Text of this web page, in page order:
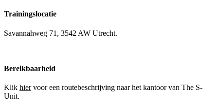
Trainingslocatie
Savannahweg 71, 3542 AW Utrecht.
Bereikbaarheid
Klik hiervoor een routebeschrijving naar het kantoor van The S-
Unit.